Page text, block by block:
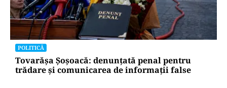
POLITICĂ
Tovarășa Șoșoacă: denunțată penal pentru
trădare și comunicarea de informații false